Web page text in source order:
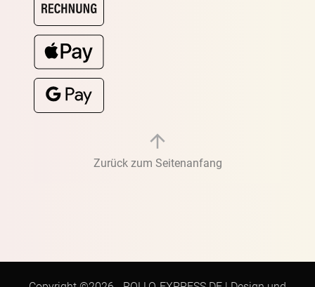
Zurück zum Seitenanfang